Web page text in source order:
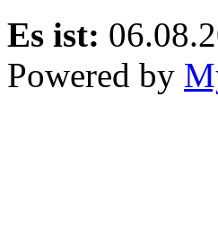
Es ist:
Powered by